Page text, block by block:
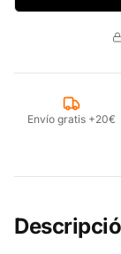
Envío gratis +20€